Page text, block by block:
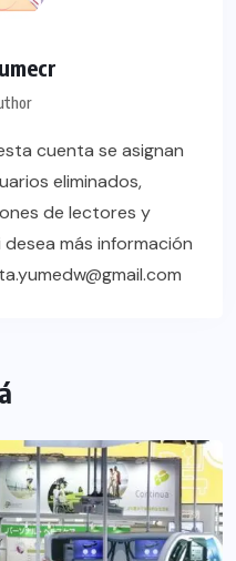
cuenta se asignan
eliminados,
de lectores y
más información